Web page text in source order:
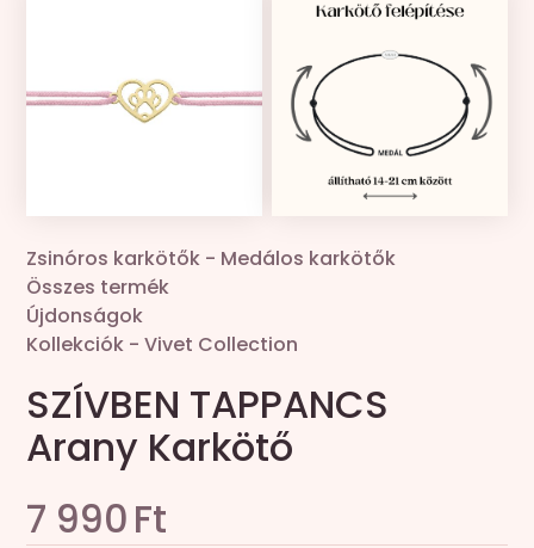
Zsinóros karkötők - Medálos karkötők
Összes termék
Újdonságok
Kollekciók - Vivet Collection
SZÍVBEN TAPPANCS
Arany Karkötő
7 990Ft